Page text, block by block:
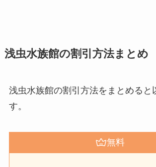
浅虫水族館の割引方法まとめ
浅虫水族館の割引方法をまとめると
す。
無料